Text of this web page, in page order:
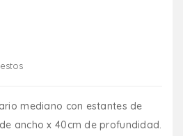
mediano con estantes de
ancho x 40cm de profundidad.